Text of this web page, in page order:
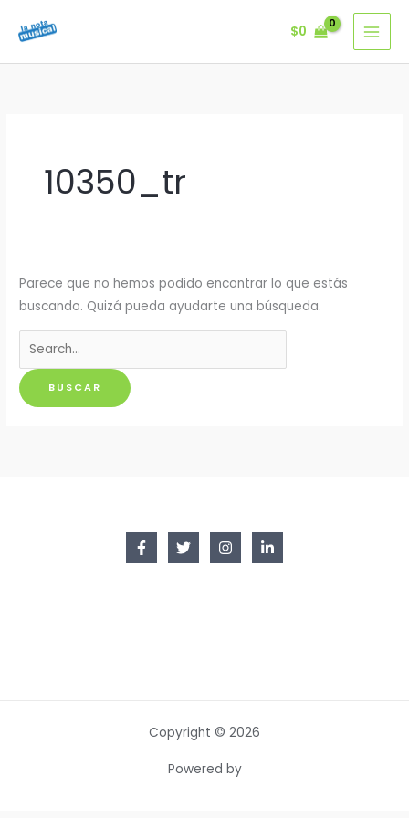
$0
10350_tr
Parece que no hemos podido encontrar lo que estás
buscando. Quizá pueda ayudarte una búsqueda.
Buscar
por:
Copyright © 2026
Powered by